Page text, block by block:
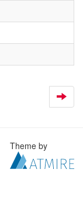
Theme by